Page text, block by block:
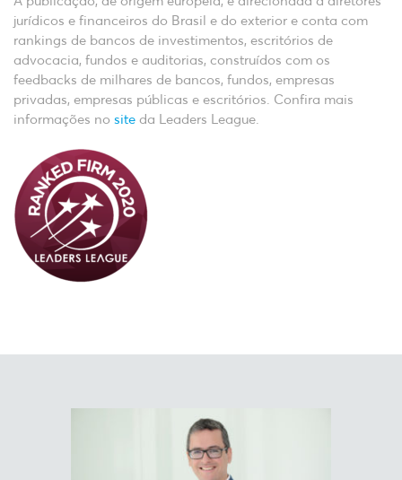
jurídicos e financeiros do Brasil e do exterior e conta com
rankings de bancos de investimentos, escritórios de
advocacia, fundos e auditorias, construídos com os
feedbacks de milhares de bancos, fundos, empresas
privadas, empresas públicas e escritórios. Confira mais
informações no site da Leaders League.